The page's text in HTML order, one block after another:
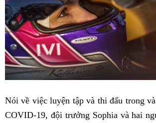
Nói về việc luyện tập và thi đấu trong
COVID-19, đội trưởng Sophia và hai